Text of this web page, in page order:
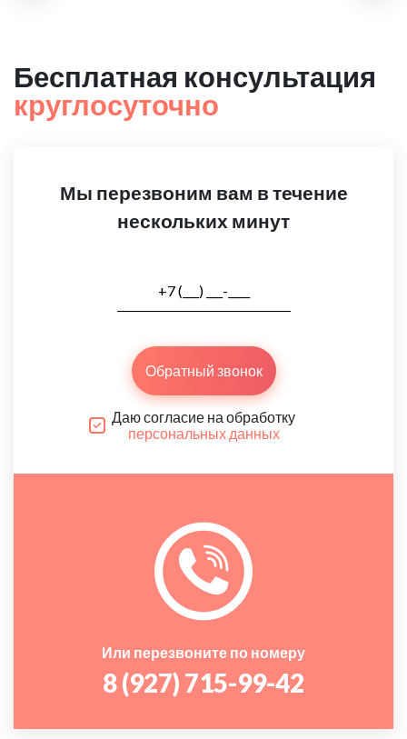
Бесплатная консультация
круглосуточно
Мы перезвоним вам в течение
нескольких минут
Обратный звонок
Даю согласие на обработку
персональных данных
Или перезвоните по номеру
8 (927) 715-99-42